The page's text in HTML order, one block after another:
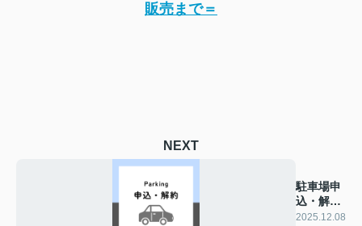
販売まで＝
NEXT
駐車場申
込・解約
連絡
2025.12.08